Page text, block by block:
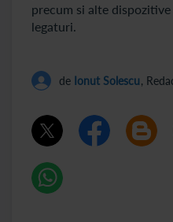
precum si alte
legaturi.
de Ionut Solescu,